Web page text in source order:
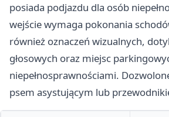
posiada podjazdu dla osób
wejście wymaga pokonania
również oznaczeń wizualnych,
głosowych oraz miejsc
niepełnosprawnościami.
psem asystującym lub